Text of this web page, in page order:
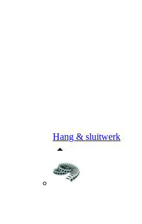
Hang & sluitwerk